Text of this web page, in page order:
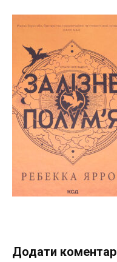
Додати коментар